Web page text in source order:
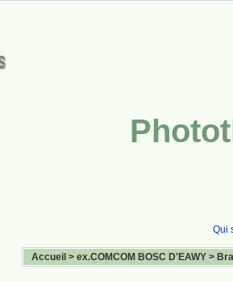
Qui
Accueil > ex.COMCOM BOSC D'EAWY >